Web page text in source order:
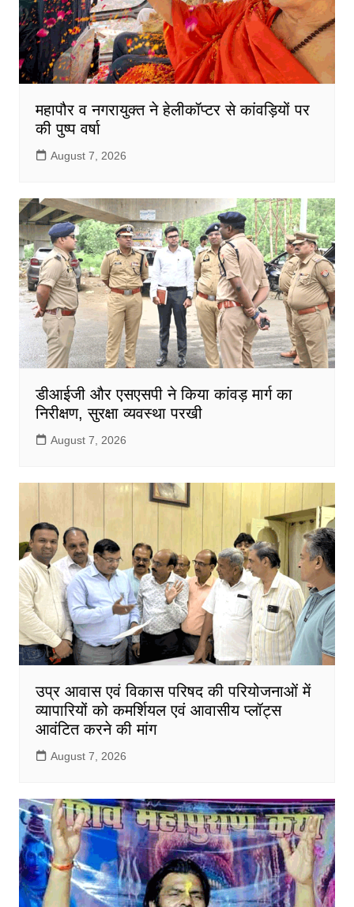
महापौर व नगरायुक्त ने हेलीकॉप्टर से कांवड़ियों पर
की पुष्प वर्षा
August 7, 2026
डीआईजी और एसएसपी ने किया कांवड़ मार्ग का
निरीक्षण, सुरक्षा व्यवस्था परखी
August 7, 2026
उप्र आवास एवं विकास परिषद की परियोजनाओं में
व्यापारियों को कमर्शियल एवं आवासीय प्लॉट्स
आवंटित करने की मांग
August 7, 2026